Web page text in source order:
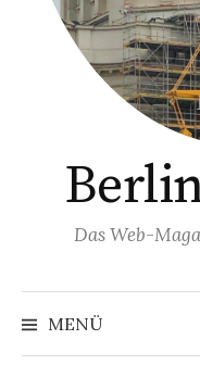
Das Web-
MENÜ